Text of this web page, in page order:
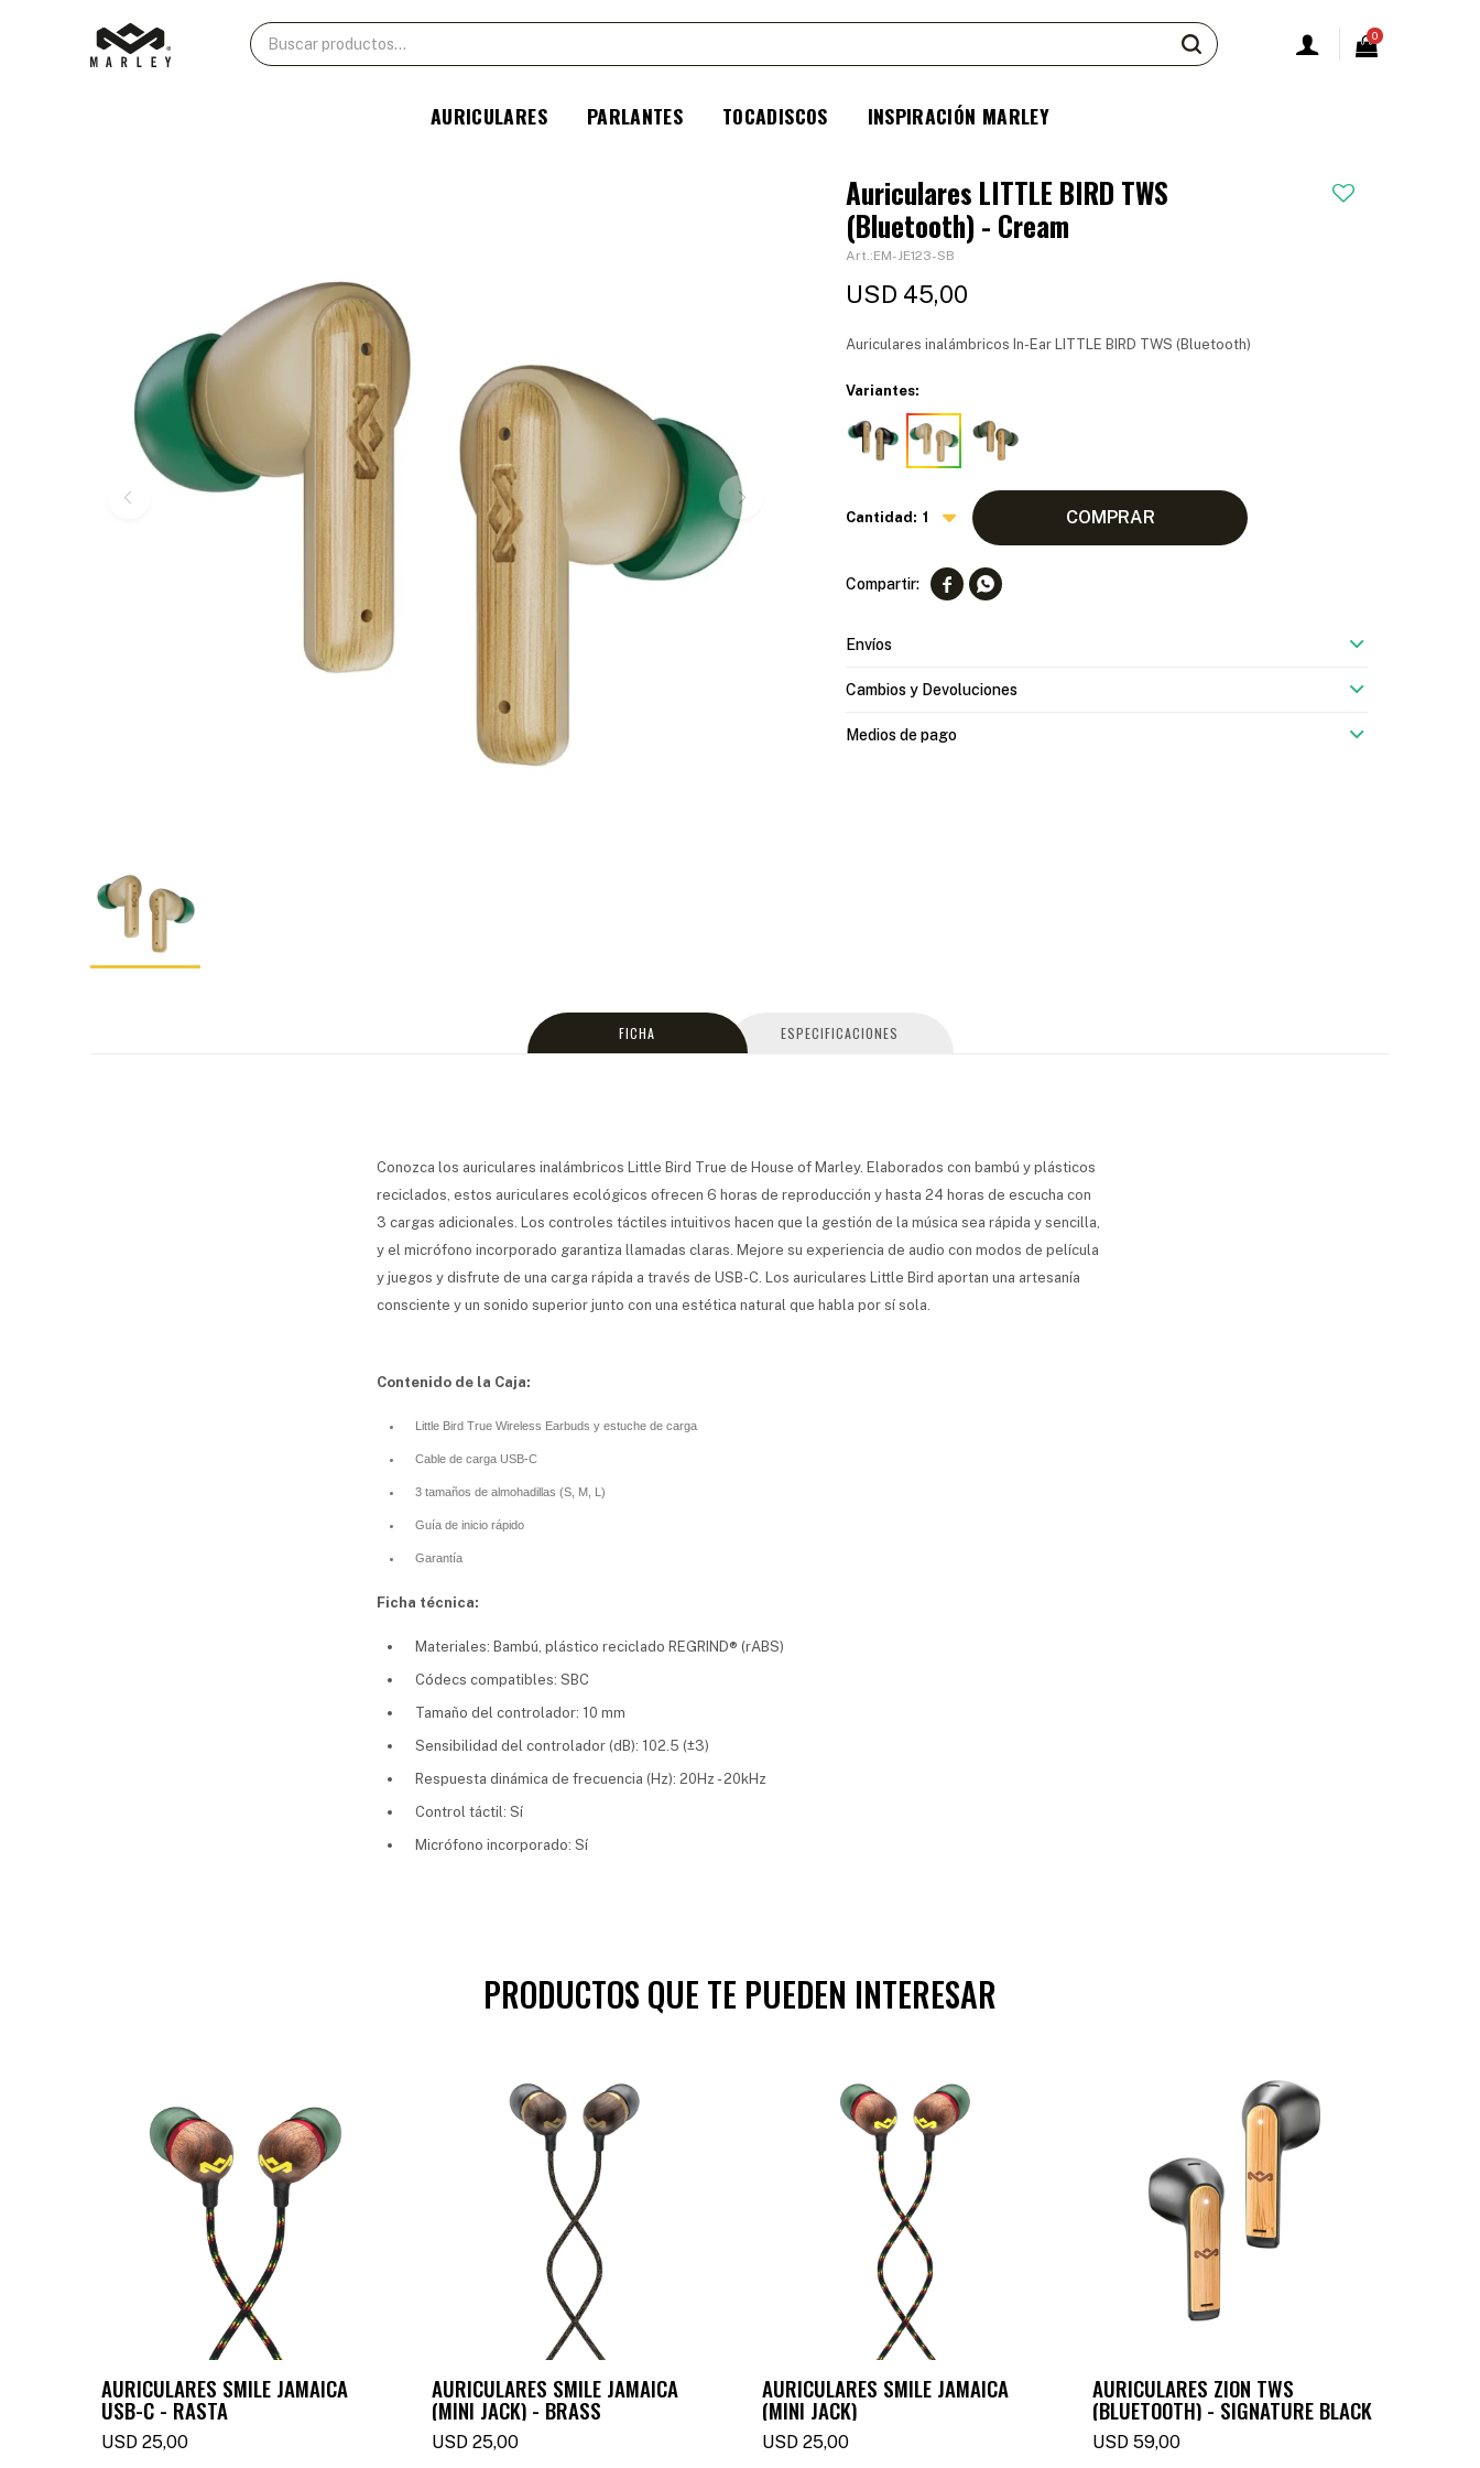
AURICULARES PARLANTES TOCADISCOS INSPIRACIÓN MARLEY
0
Auriculares LITTLE BIRD TWS
(Bluetooth) - Cream
EM-JE123-SB
USD 45,00
Auriculares inalámbricos In-Ear LITTLE BIRD TWS (Bluetooth)
Variantes:
1 COMPRAR
 
Envíos
Cambios y Devoluciones
Medios de pago
FICHA ESPECIFICACIONES
Conozca los auriculares inalámbricos Little Bird True de House of Marley. Elaborados con bambú y plásticos
reciclados, estos auriculares ecológicos ofrecen 6 horas de reproducción y hasta 24 horas de escucha con
3 cargas adicionales. Los controles táctiles intuitivos hacen que la gestión de la música sea rápida y sencilla,
y el micrófono incorporado garantiza llamadas claras. Mejore su experiencia de audio con modos de película
y juegos y disfrute de una carga rápida a través de USB-C. Los auriculares Little Bird aportan una artesanía
consciente y un sonido superior junto con una estética natural que habla por sí sola.
Contenido de la Caja:
Little Bird True Wireless Earbuds y estuche de carga
Cable de carga USB-C
3 tamaños de almohadillas (S, M, L)
Guía de inicio rápido
Garantía
Ficha técnica:
Materiales: Bambú, plástico reciclado REGRIND® (rABS)
Códecs compatibles: SBC
Tamaño del controlador: 10 mm
Sensibilidad del controlador (dB): 102.5 (±3)
Respuesta dinámica de frecuencia (Hz): 20Hz - 20kHz
Control táctil: Sí
Micrófono incorporado: Sí
PRODUCTOS QUE TE PUEDEN INTERESAR
AURICULARES SMILE JAMAICA
USB-C - RASTA
USD 25,00
AURICULARES SMILE JAMAICA
(MINI JACK) - BRASS
USD 25,00
AURICULARES SMILE JAMAICA
(MINI JACK)
USD 25,00
AURICULARES ZION TWS
(BLUETOOTH) - SIGNATURE BLACK
USD 59,00